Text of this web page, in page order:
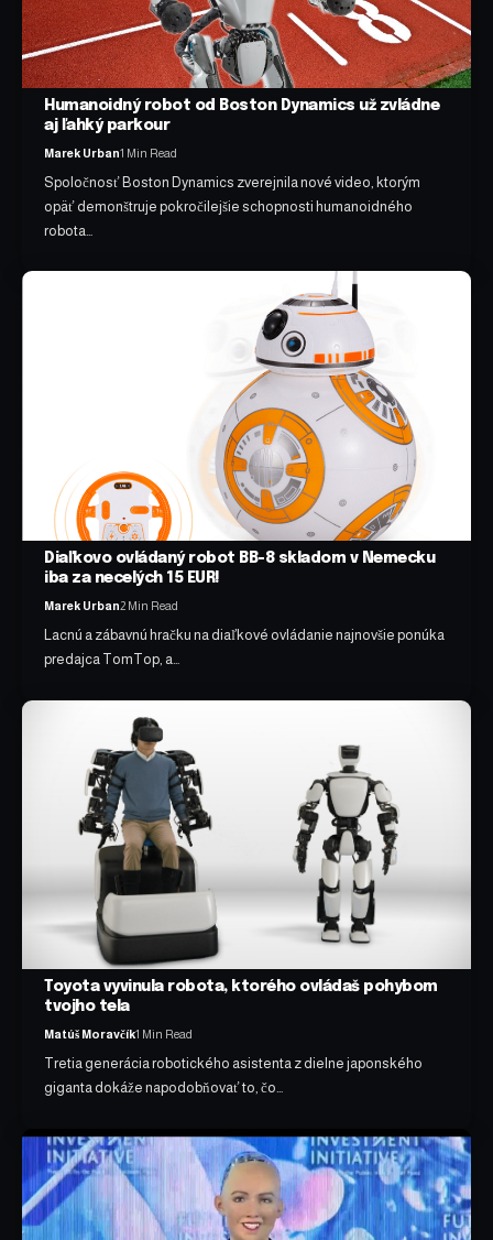
Humanoidný robot od Boston Dynamics už zvládne
aj ľahký parkour
Marek Urban1 Min Read
Spoločnosť Boston Dynamics zverejnila nové video, ktorým
opäť demonštruje pokročilejšie schopnosti humanoidného
robota…
Diaľkovo ovládaný robot BB-8 skladom v Nemecku
iba za necelých 15 EUR!
Marek Urban2 Min Read
Lacnú a zábavnú hračku na diaľkové ovládanie najnovšie ponúka
predajca TomTop, a…
Toyota vyvinula robota, ktorého ovládaš pohybom
tvojho tela
Matúš Moravčík1 Min Read
Tretia generácia robotického asistenta z dielne japonského
giganta dokáže napodobňovať to, čo…